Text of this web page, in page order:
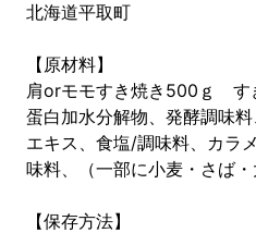
北海道平取町
【原材料】
肩orモモすき焼き500ｇ
蛋白加水分解物、発酵調味
エキス、食塩/調味料、カラ
味料、（一部に小麦・さば・
【保存方法】